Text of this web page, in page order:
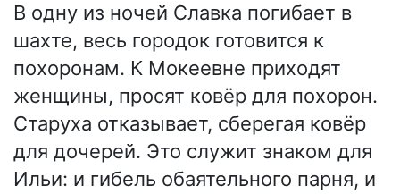
В одну из ночей Славка погибает в
шахте, весь городок готовится к
похоронам. К Мокеевне приходят
женщины, просят ковёр для похорон.
Старуха отказывает, сберегая ковёр
для дочерей. Это служит знаком для
Ильи: и гибель обаятельного парня, и